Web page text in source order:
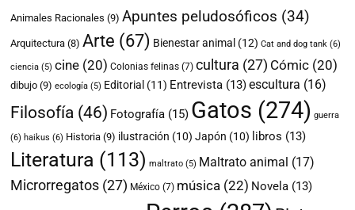
Animales Racionales (9) Apuntes peludosóficos (34)
Arquitectura (8) Arte (67) Bienestar animal (12) Cat and dog tank (6)
ciencia (5) cine (20) Colonias felinas (7) cultura (27) Cómic (20)
dibujo (9) ecología (5) Editorial (11) Entrevista (13)escultura (16)
Filosofía (46) Fotografía (15) Gatos (274) guerra
(6) haikus (6) Historia (9) ilustración (10) Japón (10) libros (13)
Literatura (113) maltrato (5) Maltrato animal (17)
Microrregatos (27) México (7) música (22) Novela (13)